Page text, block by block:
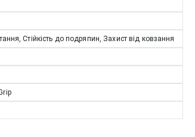
Стійкість до подряпин, Захист від ковзання